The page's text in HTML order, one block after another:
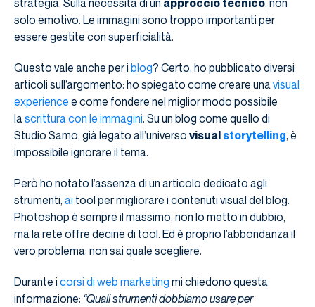
solo emotivo. Le immagini sono troppo importanti per
essere gestite con superficialità.
Questo vale anche per i blog? Certo, ho pubblicato diversi
articoli sull’argomento: ho spiegato come creare una visual
experience e come fondere nel miglior modo possibile
la scrittura con le immagini. Su un blog come quello di
Studio Samo, già legato all’universo visual storytelling, è
impossibile ignorare il tema.
Però ho notato l’assenza di un articolo dedicato agli
strumenti, ai tool per migliorare i contenuti visual del blog.
Photoshop è sempre il massimo, non lo metto in dubbio,
ma la rete offre decine di tool. Ed è proprio l’abbondanza il
vero problema: non sai quale scegliere.
Durante i corsi di web marketing mi chiedono questa
informazione: “Quali strumenti dobbiamo usare per